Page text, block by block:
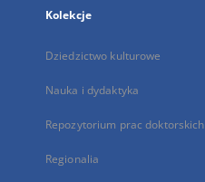
Kolekcje
Dziedzictwo kulturowe
Nauka i dydaktyka
Repozytorium prac doktorskich
Regionalia